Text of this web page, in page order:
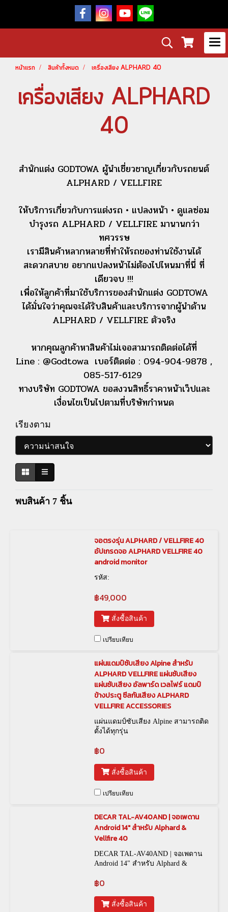
หน้าแรก สินค้าทั้งหมด เครื่องเสียง ALPHARD 40
เครื่องเสียง ALPHARD
40
สำนักแต่ง GODTOWA ผู้นำเชี่ยวชาญเกี่ยวกับรถยนต์
ALPHARD / VELLFIRE
ให้บริการเกี่ยวกับการแต่งรถ • แปลงหน้า • ดูแลซ่อม
บำรุงรถ ALPHARD / VELLFIRE มานานกว่า
ทศวรรษ
เรามีสินค้าหลากหลายที่ทำให้รถของท่านใช้งานได้
สะดวกสบาย อยากแปลงหน้าไม่ต้องไปไหนมาที่นี่ ที่
เดียวจบ !!!
เพื่อให้ลูกค้าที่มาใช้บริการของสำนักแต่ง GODTOWA
ได้มั่นใจว่าคุณจะได้รับสินค้าและบริการจากผู้นำด้าน
ALPHARD / VELLFIRE ตัวจริง
หากคุณลูกค้าหาสินค้าไม่เจอสามารถติดต่อได้ที่
Line : @Godtowa เบอร์ติดต่อ : 094-904-9878 ,
085-517-6129
ทางบริษัท GODTOWA ขอสงวนสิทธิ์ราคาหน้าเว็ปและ
เงื่อนไขเป็นไปตามที่บริษัทกำหนด
เรียงตาม
พบสินค้า 7 ชิ้น
จอตรงรุ่น ALPHARD / VELLFIRE 40
อัปเกรดจอ ALPHARD VELLFIRE 40
android monitor
รหัส:
฿49,000
สั่งซื้อสินค้า
เปรียบเทียบ
แผ่นแดมป์ซับเสียง Alpine สำหรับ
ALPHARD VELLFIRE แผ่นซับเสียง
แผ่นซับเสียง อัลพาร์ด เวลไฟร์ แดมป์
ข้างประตู ซีลกันเสียง ALPHARD
VELLFIRE ACCESSORIES
แผ่นแดมป์ซับเสียง Alpine สามารถติด
ตั้งได้ทุกรุ่น
฿0
สั่งซื้อสินค้า
เปรียบเทียบ
DECAR TAL-AV40AND | จอเพดาน
Android 14" สำหรับ Alphard &
Vellfire 40
DECAR TAL-AV40AND | จอเพดาน
Android 14" สำหรับ Alphard &
฿0
สั่งซื้อสินค้า